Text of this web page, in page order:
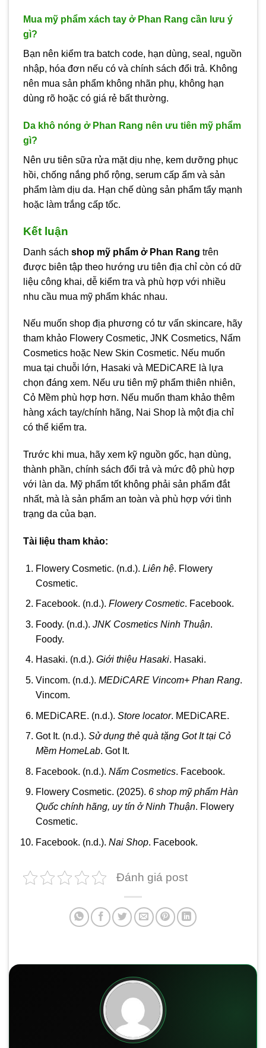
Mua mỹ phẩm xách tay ở Phan Rang cần lưu ý
gì?
Bạn nên kiểm tra batch code, hạn dùng, seal, nguồn
nhập, hóa đơn nếu có và chính sách đổi trả. Không
nên mua sản phẩm không nhãn phụ, không hạn
dùng rõ hoặc có giá rẻ bất thường.
Da khô nóng ở Phan Rang nên ưu tiên mỹ phẩm
gì?
Nên ưu tiên sữa rửa mặt dịu nhẹ, kem dưỡng phục
hồi, chống nắng phổ rộng, serum cấp ẩm và sản
phẩm làm dịu da. Hạn chế dùng sản phẩm tẩy mạnh
hoặc làm trắng cấp tốc.
Kết luận
Danh sách shop mỹ phẩm ở Phan Rang trên
được biên tập theo hướng ưu tiên địa chỉ còn có dữ
liệu công khai, dễ kiểm tra và phù hợp với nhiều
nhu cầu mua mỹ phẩm khác nhau.
Nếu muốn shop địa phương có tư vấn skincare, hãy
tham khảo Flowery Cosmetic, JNK Cosmetics, Nấm
Cosmetics hoặc New Skin Cosmetic. Nếu muốn
mua tại chuỗi lớn, Hasaki và MEDiCARE là lựa
chọn đáng xem. Nếu ưu tiên mỹ phẩm thiên nhiên,
Cỏ Mềm phù hợp hơn. Nếu muốn tham khảo thêm
hàng xách tay/chính hãng, Nai Shop là một địa chỉ
có thể kiểm tra.
Trước khi mua, hãy xem kỹ nguồn gốc, hạn dùng,
thành phần, chính sách đổi trả và mức độ phù hợp
với làn da. Mỹ phẩm tốt không phải sản phẩm đắt
nhất, mà là sản phẩm an toàn và phù hợp với tình
trạng da của bạn.
Tài liệu tham khảo:
Flowery Cosmetic. (n.d.). Liên hệ. Flowery
Cosmetic.
Facebook. (n.d.). Flowery Cosmetic. Facebook.
Foody. (n.d.). JNK Cosmetics Ninh Thuận.
Foody.
Hasaki. (n.d.). Giới thiệu Hasaki. Hasaki.
Vincom. (n.d.). MEDiCARE Vincom+ Phan Rang.
Vincom.
MEDiCARE. (n.d.). Store locator. MEDiCARE.
Got It. (n.d.). Sử dụng thẻ quà tặng Got It tại Cỏ
Mềm HomeLab. Got It.
Facebook. (n.d.). Nấm Cosmetics. Facebook.
Flowery Cosmetic. (2025). 6 shop mỹ phẩm Hàn
Quốc chính hãng, uy tín ở Ninh Thuận. Flowery
Cosmetic.
Facebook. (n.d.). Nai Shop. Facebook.
Đánh giá post